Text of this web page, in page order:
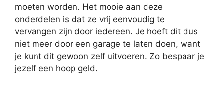
moeten worden. Het mooie aan deze
onderdelen is dat ze vrij eenvoudig te
vervangen zijn door iedereen. Je hoeft dit dus
niet meer door een garage te laten doen, want
je kunt dit gewoon zelf uitvoeren. Zo bespaar je
jezelf een hoop geld.